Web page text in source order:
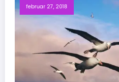
februar 27, 2018